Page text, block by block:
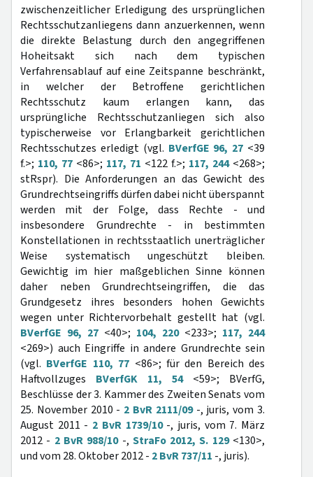
zwischenzeitlicher Erledigung des ursprünglichen
Rechtsschutzanliegens dann anzuerkennen, wenn
die direkte Belastung durch den angegriffenen
Hoheitsakt sich nach dem typischen
Verfahrensablauf auf eine Zeitspanne beschränkt,
in welcher der Betroffene gerichtlichen
Rechtsschutz kaum erlangen kann, das
ursprüngliche Rechtsschutzanliegen sich also
typischerweise vor Erlangbarkeit gerichtlichen
Rechtsschutzes erledigt (vgl. BVerfGE 96, 27 <39
f.>; 110, 77 <86>; 117, 71 <122 f.>; 117, 244<268>;
stRspr). Die Anforderungen an das Gewicht des
Grundrechtseingriffs dürfen dabei nicht überspannt
werden mit der Folge, dass Rechte - und
insbesondere Grundrechte - in bestimmten
Konstellationen in rechtsstaatlich unerträglicher
Weise systematisch ungeschützt bleiben.
Gewichtig im hier maßgeblichen Sinne können
daher neben Grundrechtseingriffen, die das
Grundgesetz ihres besonders hohen Gewichts
wegen unter Richtervorbehalt gestellt hat (vgl.
BVerfGE 96, 27 <40>; 104, 220<233>; 117, 244
<269>) auch Eingriffe in andere Grundrechte sein
(vgl. BVerfGE 110, 77 <86>; für den Bereich des
Haftvollzuges BVerfGK 11, 54<59>; BVerfG,
Beschlüsse der 3. Kammer des Zweiten Senats vom
25. November 2010 - 2 BvR 2111/09-, juris, vom 3.
August 2011 - 2 BvR 1739/10-, juris, vom 7. März
2012 - 2 BvR 988/10-, StraFo 2012, S. 129<130>,
und vom 28. Oktober 2012 - 2 BvR 737/11 -, juris).